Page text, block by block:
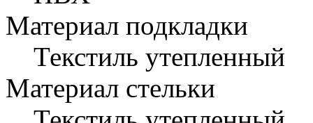
Материал подкладки
Текстиль утепленный
Материал стельки